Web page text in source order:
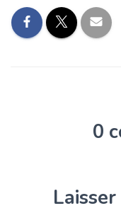
0